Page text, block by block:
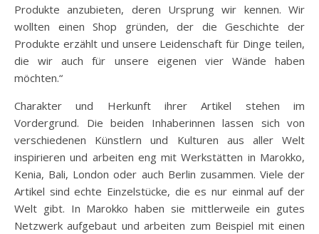
Produkte anzubieten, deren Ursprung wir kennen. Wir
wollten einen Shop gründen, der die Geschichte der
Produkte erzählt und unsere Leidenschaft für Dinge teilen,
die wir auch für unsere eigenen vier Wände haben
möchten.“
Charakter und Herkunft ihrer Artikel stehen im
Vordergrund. Die beiden Inhaberinnen lassen sich von
verschiedenen Künstlern und Kulturen aus aller Welt
inspirieren und arbeiten eng mit Werkstätten in Marokko,
Kenia, Bali, London oder auch Berlin zusammen. Viele der
Artikel sind echte Einzelstücke, die es nur einmal auf der
Welt gibt. In Marokko haben sie mittlerweile ein gutes
Netzwerk aufgebaut und arbeiten zum Beispiel mit einen